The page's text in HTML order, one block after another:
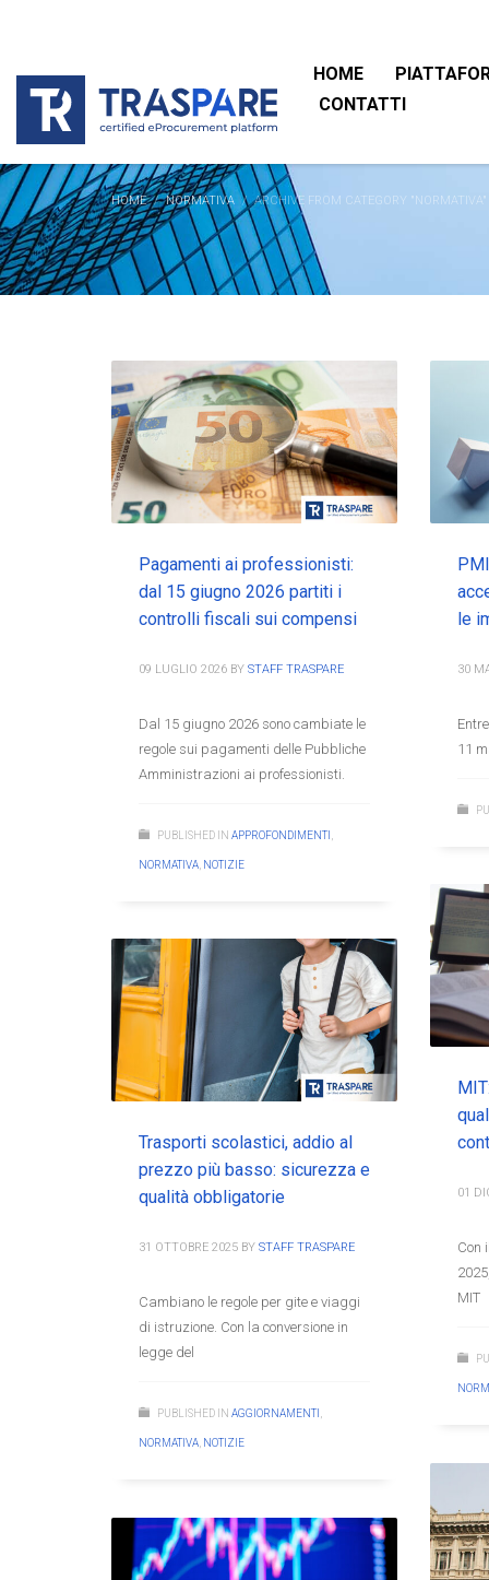
HOME
CONTATTI
HOME NORMATIVA ARCHIVE FROM CATEGORY "NORMATIVA"
Pagamenti ai professionisti:
dal 15 giugno 2026 partiti i
controlli fiscali sui compensi
09 LUGLIO 2026 BY STAFF TRASPARE
Dal 15 giugno 2026 sono cambiate le
regole sui pagamenti delle Pubbliche
Amministrazioni ai professionisti.
PUBLISHED IN APPROFONDIMENTI
NORMATIVA NOTIZIE
le
30
11
01
Con
MIT
Trasporti scolastici, addio al
prezzo più basso: sicurezza e
qualità obbligatorie
31 OTTOBRE 2025 BY STAFF TRASPARE
Cambiano le regole per gite e viaggi
di istruzione. Con la conversione in
legge del
PUBLISHED IN AGGIORNAMENTI
NORMATIVA NOTIZIE